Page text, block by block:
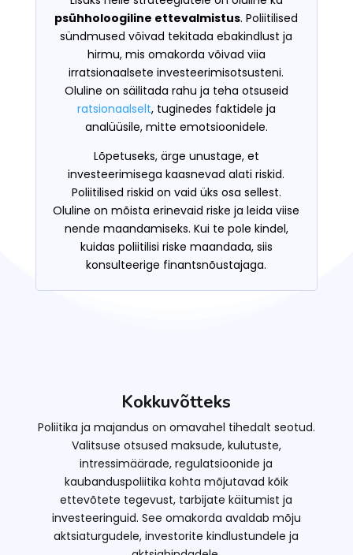
psühholoogiline ettevalmistus. Poliitilised
sündmused võivad tekitada ebakindlust ja
hirmu, mis omakorda võivad viia
irratsionaalsete investeerimisotsusteni.
Oluline on säilitada rahu ja teha otsuseid
ratsionaalselt, tuginedes faktidele ja
analüüsile, mitte emotsioonidele.
Lõpetuseks, ärge unustage, et
investeerimisega kaasnevad alati riskid.
Poliitilised riskid on vaid üks osa sellest.
Oluline on mõista erinevaid riske ja leida viise
nende maandamiseks. Kui te pole kindel,
kuidas poliitilisi riske maandada, siis
konsulteerige finantsnõustajaga.
Kokkuvõtteks
Poliitika ja majandus on omavahel tihedalt seotud.
Valitsuse otsused maksude, kulutuste,
intressimäärade, regulatsioonide ja
kaubanduspoliitika kohta mõjutavad kõik
ettevõtete tegevust, tarbijate käitumist ja
investeeringuid. See omakorda avaldab mõju
aktsiaturgudele, investorite kindlustundele ja